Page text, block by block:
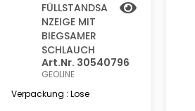
FÜLLSTANDSA
NZEIGE MIT
BIEGSAMER
SCHLAUCH
Art.Nr. 30540796
GEOLINE
Verpackung : Lose